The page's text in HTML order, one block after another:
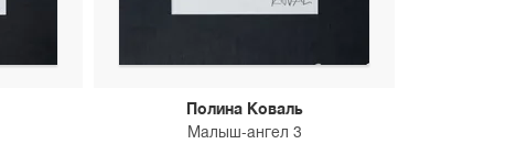
Полина Коваль
Малыш-ангел 3